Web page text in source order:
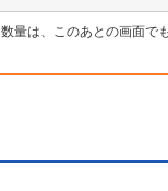
数量は、このあとの画面で